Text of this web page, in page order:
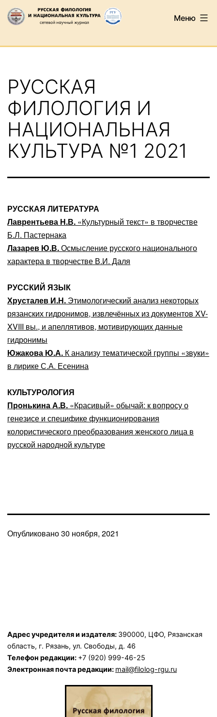
Перейти
национальная
культура
Меню
РУССКАЯ
ФИЛОЛОГИЯ И
НАЦИОНАЛЬНАЯ
КУЛЬТУРА №1 2021
РУССКАЯ ЛИТЕРАТУРА
Лаврентьева Н.В. «Культурный текст» в творчестве
Б.Л. Пастернака
Лазарев Ю.В.Осмысление русского национального
характера в творчестве В.И. Даля
РУССКИЙ ЯЗЫК
Хрусталев И.Н. Этимологический анализ некоторых
рязанских гидронимов, извлечённых из документов XV-
XVIII вы., и апеллятивов, мотивирующих данные
гидронимы
Южакова Ю.А. К анализу тематической группы «звуки»
в лирике С.А. Есенина
КУЛЬТУРОЛОГИЯ
ПронькинаА.В. «Красивый» обычай: к вопросу о
генезисе и специфике функционирования
колористического преобразования женского лица в
русской народной культуре
Опубликовано30 ноября, 2021
Адрес учредителя и издателя: 390000, ЦФО, Рязанская
область, г. Рязань, ул. Свободы, д. 46
Телефон редакции: +7 (920) 999-46-25
Электронная почта редакции: mail@filolog-rgu.ru